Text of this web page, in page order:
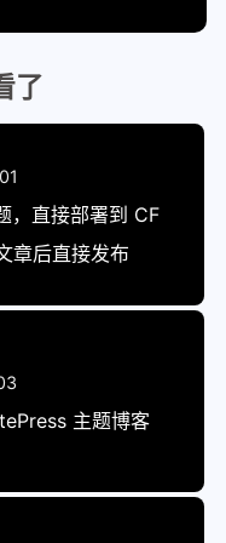
了
，直接部署到 CF
章后直接发布
主题博客